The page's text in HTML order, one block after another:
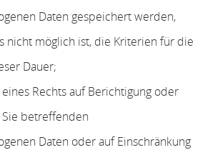
Daten gespeichert werden,
nicht möglich ist, die Kriterien für die
Dauer;
Rechts auf Berichtigung oder
betreffenden
Daten oder auf Einschränkung